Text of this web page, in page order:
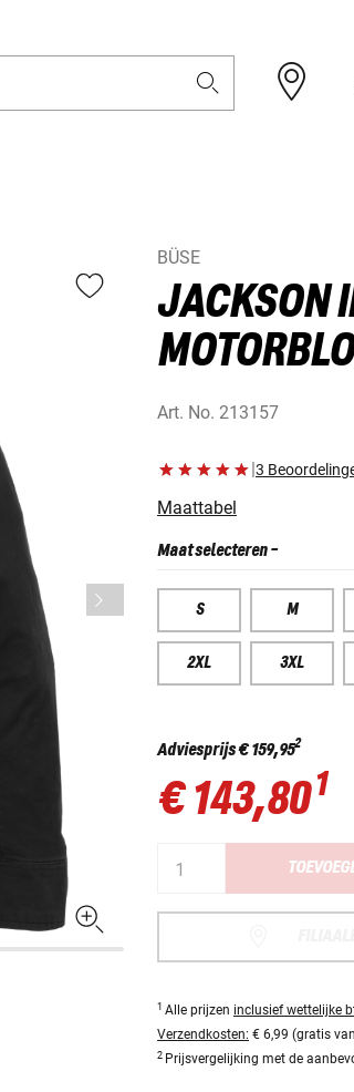
BÜSE
JACKSON
Art. No. 213157
|3
Maattabel
Maat selecteren-
S M
2XL 3XL
Adviesprijs€ 159,952
€ 143,801
1 Alle prijzen inclusief wettelijke
Verzendkosten: € 6,99 (gratis
2 Prijsvergelijking met de